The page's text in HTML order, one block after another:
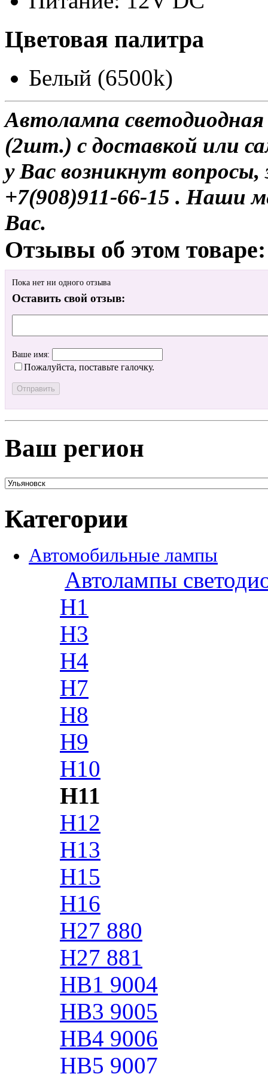
Цветовая палитра
Белый (6500k)
Автолампа
(2шт.) с доставкой или
у Вас возникнут
+7(908)911-66-15 . Наши
Вас.
Отзывы об этом товаре:
Пока нет ни одного отзыва
Оставить свой отзыв:
Ваше имя:
Пожалуйста, поставьте галочку.
Ваш регион
Категории
Автомобильные лампы
Автолампы
H1
H3
H4
H7
H8
H9
H10
H11
H12
H13
H15
H16
H27 880
H27 881
HB1 9004
HB3 9005
HB4 9006
HB5 9007